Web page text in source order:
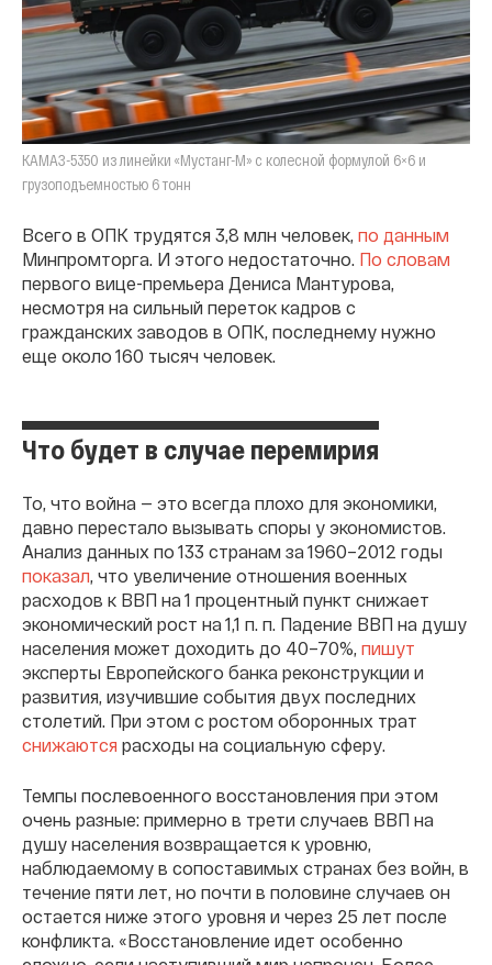
КАМАЗ-5350 из линейки «Мустанг-М» с колесной формулой 6×6 и
грузоподъемностью 6 тонн
Всего в ОПК трудятся 3,8 млн человек, по данным
Минпромторга. И этого недостаточно. По словам
первого вице-премьера Дениса Мантурова,
несмотря на сильный переток кадров с
гражданских заводов в ОПК, последнему нужно
еще около 160 тысяч человек.
Что будет в случае перемирия
То, что война — это всегда плохо для экономики,
давно перестало вызывать споры у экономистов.
Анализ данных по 133 странам за 1960–2012 годы
показал, что увеличение отношения военных
расходов к ВВП на 1 процентный пункт снижает
экономический рост на 1,1 п. п. Падение ВВП на душу
населения может доходить до 40–70%, пишут
эксперты Европейского банка реконструкции и
развития, изучившие события двух последних
столетий. При этом с ростом оборонных трат
снижаются расходы на социальную сферу.
Темпы послевоенного восстановления при этом
очень разные: примерно в трети случаев ВВП на
душу населения возвращается к уровню,
наблюдаемому в сопоставимых странах без войн, в
течение пяти лет, но почти в половине случаев он
остается ниже этого уровня и через 25 лет после
конфликта. «Восстановление идет особенно